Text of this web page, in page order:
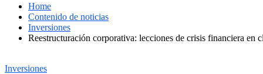
Home
Contenido de noticias
Inversiones
Reestructuración corporativa: lecciones de crisis financiera en
Inversiones